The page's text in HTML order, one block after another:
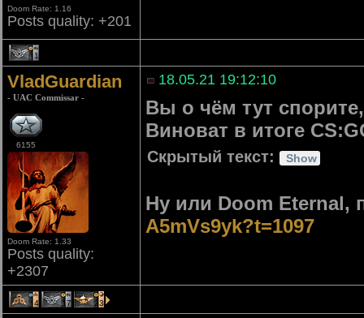
Doom Rate: 1.16
Posts quality: +201
1
VladGuardian
- UAC Commissar -
6155
Doom Rate: 1.33
Posts quality:
+2307
18.05.21 19:12:10
Вы о чём тут
Виноват в итоге
Скрытый текст:
Ну или Doom Eternal,
A5mVs9yk?t=1097
4 17 23